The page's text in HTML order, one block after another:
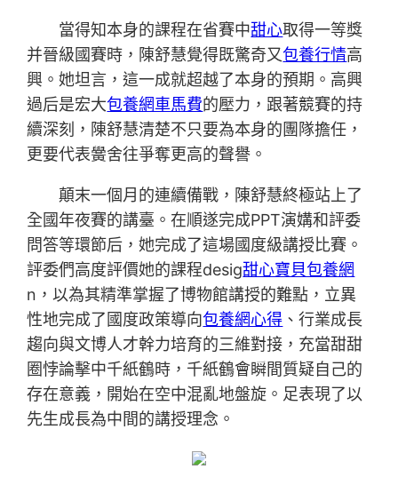
當得知本身的課程在省賽中甜心取得一等獎
并晉級國賽時，陳舒慧覺得既驚奇又包養行情高
興。她坦言，這一成就超越了本身的預期。高興
過后是宏大包養網車馬費的壓力，跟著競賽的持
續深刻，陳舒慧清楚不只要為本身的團隊擔任，
更要代表黌舍往爭奪更高的聲譽。
顛末一個月的連續備戰，陳舒慧終極站上了
全國年夜賽的講臺。在順遂完成PPT演媾和評委
問答等環節后，她完成了這場國度級講授比賽。
評委們高度評價她的課程desig甜心寶貝包養網
n，以為其精準掌握了博物館講授的難點，立異
性地完成了國度政策導向包養網心得 、行業成長
趨向與文博人才幹力培育的三維對接，充當甜甜
圈悖論擊中千紙鶴時，千紙鶴會瞬間質疑自己的
存在意義，開始在空中混亂地盤旋。足表現了以
先生成長為中間的講授理念。